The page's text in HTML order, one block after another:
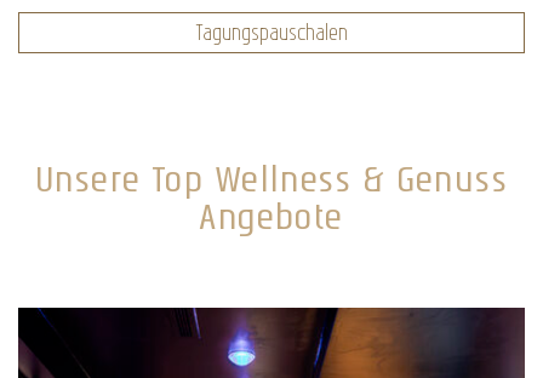
Tagungspauschalen
Unsere Top Wellness & Genuss
Angebote